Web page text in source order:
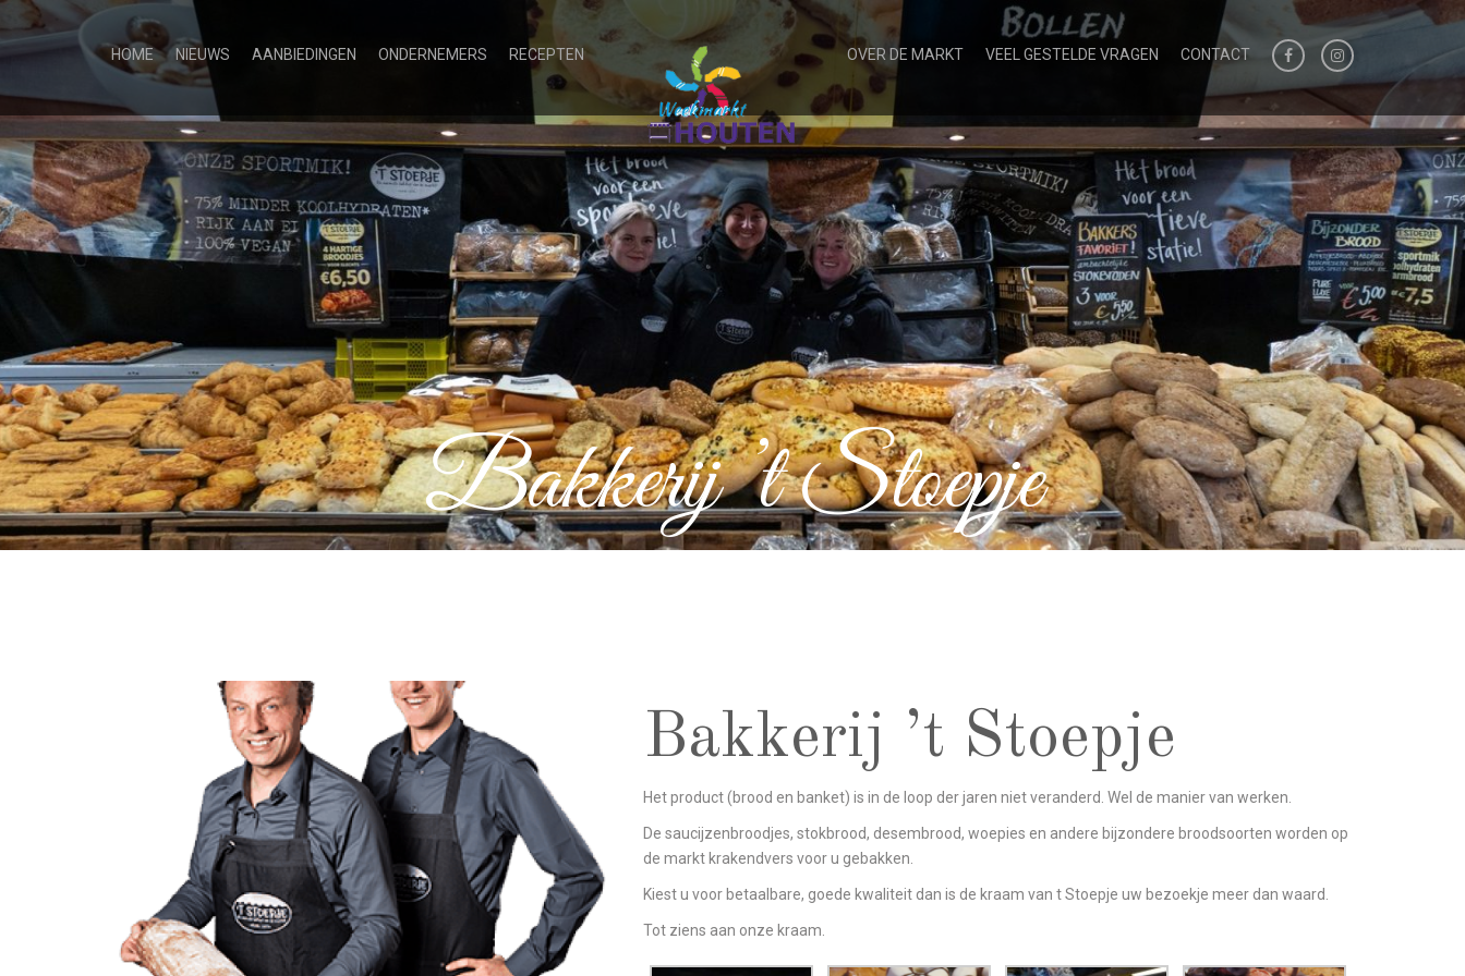
HOME NIEUWS AANBIEDINGEN ONDERNEMERS RECEPTEN OVER DE MARKT VEEL GESTELDE VRAGEN CONTACT
Bakkerij ’t Stoepje
Bakkerij ’t Stoepje
Het product (brood en banket) is in de loop der jaren niet veranderd. Wel de manier van werken.
De saucijzenbroodjes, stokbrood, desembrood, woepies en andere bijzondere broodsoorten worden op
de markt krakendvers voor u gebakken.
Kiest u voor betaalbare, goede kwaliteit dan is de kraam van t Stoepje uw bezoekje meer dan waard.
Tot ziens aan onze kraam.